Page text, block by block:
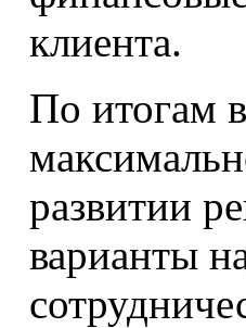
клиента.
По итогам
развитии
варианты